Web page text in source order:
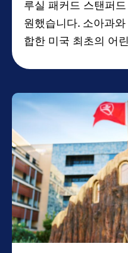
루실 패커드 스탠퍼
원했습니다. 소아과
합한 미국 최초의 어